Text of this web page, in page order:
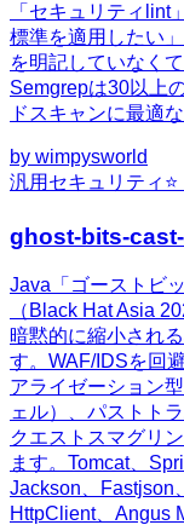
「セキュリティ
標準を適用したい
を明記していなく
Semgrepは30以上
ドスキャンに最適
by wimpysworld
汎用 セキュリティ
ghost-bits-
Java「ゴーストビ
（Black Hat Asia
暗黙的に縮小され
す。WAF/IDSを回
アライゼーション
ェル）、パストト
クエストスマグリ
ます。Tomcat、
Jackson、Fastjson
HttpClient、Angus